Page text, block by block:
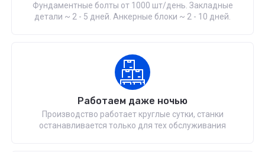
Фундаментные болты от 1000 шт/день. Закладные
детали ~ 2 - 5 дней. Анкерные блоки ~ 2 - 10 дней.
Работаем даже ночью
Производство работает круглые сутки, станки
останавливается только для тех обслуживания